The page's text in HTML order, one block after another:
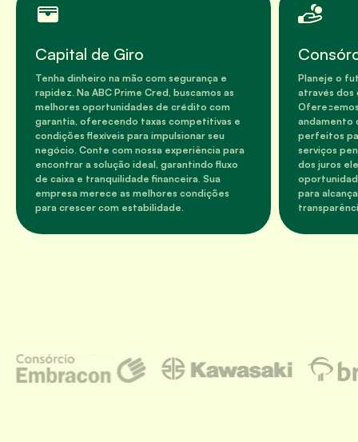
Capital de Giro
Tenha dinheiro na mão com segurança e
rapidez. Na ABC Prime Cred, buscamos as
melhores oportunidades de crédito com
garantia, oferecendo taxas competitivas e
condições flexíveis para impulsionar seu
negócio. Conte com nossa experiência para
encontrar a solução ideal, garantindo fluxo
de caixa e tranquilidade financeira. Sua
empresa merece as melhores condições
para crescer com estabilidade.
Planeje o
através dos
andamento
perfeitos
serviços
dos juros
para